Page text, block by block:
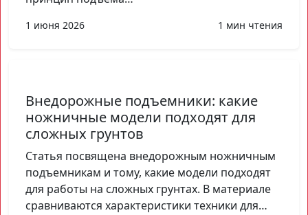
1 июня 2026 1 мин чтения
Внедорожные подъемники: какие
ножничные модели подходят для
сложных грунтов
Статья посвящена внедорожным ножничным
подъемникам и тому, какие модели подходят
для работы на сложных грунтах. В материале
сравниваются характеристики техники для…